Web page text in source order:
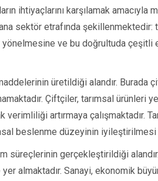
ihtiyaçlarını karşılamak
sektör etrafında şekillenmektedir:
ve bu doğrultuda çeşitli
üretildiği alandır.
Çiftçiler, tarımsal ürünleri
artırmaya çalışmaktadır.
beslenme düzeyinin iyileştirilmesi
süreçlerinin gerçekleştirildiği
almaktadır. Sanayi, ekonomik